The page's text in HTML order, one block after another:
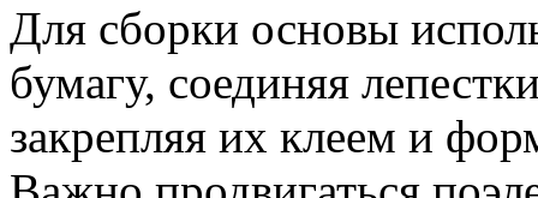
Для сборки основы
бумагу, соединяя
закрепляя их клеем и